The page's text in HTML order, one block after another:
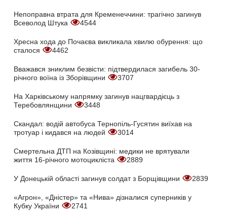
Непоправна втрата для Кременеччини: трагічно загинув
Всеволод Штука
4544
Хресна хода до Почаєва викликала хвилю обурення: що
сталося
4462
Вважався зниклим безвісти: підтвердилася загибель 30-
річного воїна із Зборівщини
3707
На Харківському напрямку загинув нацгвардієць з
Теребовлянщини
3448
Скандал: водій автобуса Тернопіль-Гусятин виїхав на
тротуар і кидався на людей
3014
Смертельна ДТП на Козівщині: медики не врятували
життя 16-річного мотоцикліста
2889
У Донецькій області загинув солдат з Борщівщини 2839
«Агрон», «Дністер» та «Нива» дізналися суперників у
Кубку України
2741